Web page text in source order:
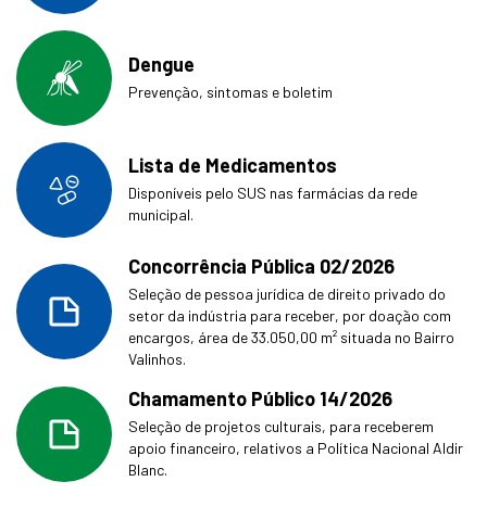
Dengue
Prevenção, sintomas e boletim
Lista de Medicamentos
Disponíveis pelo SUS nas farmácias da rede
municipal.
Concorrência Pública 02/2026
Seleção de pessoa jurídica de direito privado do
setor da indústria para receber, por doação com
encargos, área de 33.050,00 m² situada no Bairro
Valinhos.
Chamamento Público 14/2026
Seleção de projetos culturais, para receberem
apoio financeiro, relativos a Política Nacional Aldir
Blanc.